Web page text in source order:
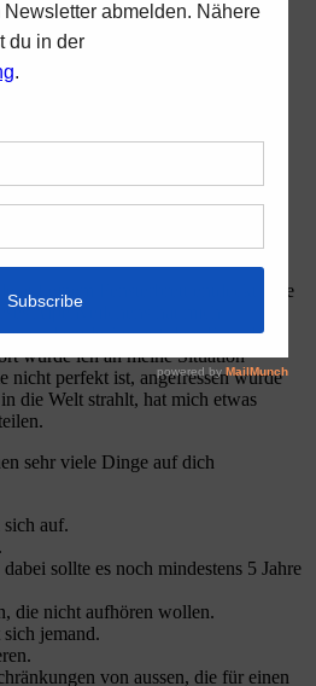
2020
auf einem Fensterbrett entdeckt. Die
Alpenveilchens hat mich
und entdeckte auf dem Foto das
wurde ich an meine Situation
nicht perfekt ist, angefressen wurde
die Welt strahlt, hat mich etwas
sehr viele Dinge auf dich
auf.
sollte es noch mindestens 5 Jahre
die nicht aufhören wollen.
jemand.
von aussen, die für einen